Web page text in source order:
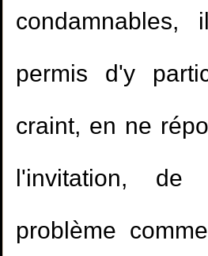
permis d'y
craint, en ne
l'invitation,
problème